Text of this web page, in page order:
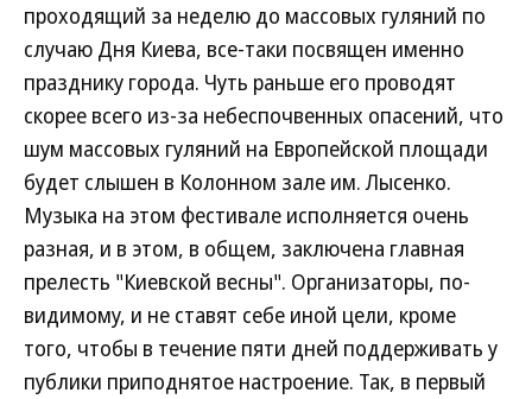
проходящий за неделю до массовых гуляний по
случаю Дня Киева, все-таки посвящен именно
празднику города. Чуть раньше его проводят
скорее всего из-за небеспочвенных опасений, что
шум массовых гуляний на Европейской площади
будет слышен в Колонном зале им. Лысенко.
Музыка на этом фестивале исполняется очень
разная, и в этом, в общем, заключена главная
прелесть "Киевской весны". Организаторы, по-
видимому, и не ставят себе иной цели, кроме
того, чтобы в течение пяти дней поддерживать у
публики приподнятое настроение. Так, в первый